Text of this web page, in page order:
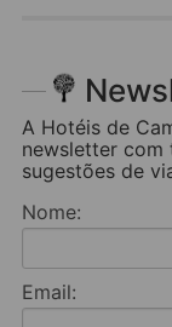
A Hotéis de
newsletter com
sugestões de
Nome:
Email: